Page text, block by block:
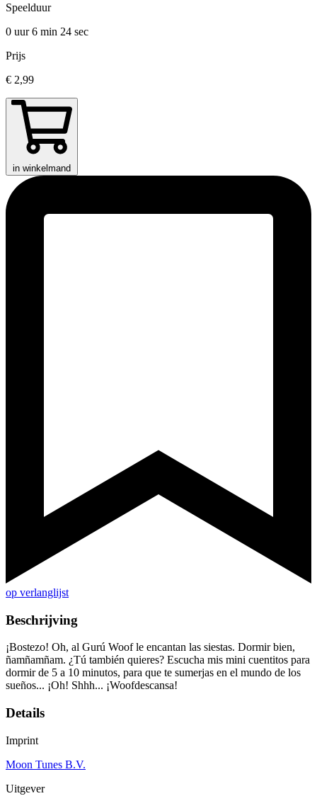
Speelduur
0 uur 6 min 24 sec
Prijs
€ 2,99
in winkelmand
op verlanglijst
Beschrijving
¡Bostezo! Oh, al Gurú Woof le encantan las siestas. Dormir bien,
ñamñamñam. ¿Tú también quieres? Escucha mis mini cuentitos para
dormir de 5 a 10 minutos, para que te sumerjas en el mundo de los
sueños... ¡Oh! Shhh... ¡Woofdescansa!
Details
Imprint
Moon Tunes B.V.
Uitgever